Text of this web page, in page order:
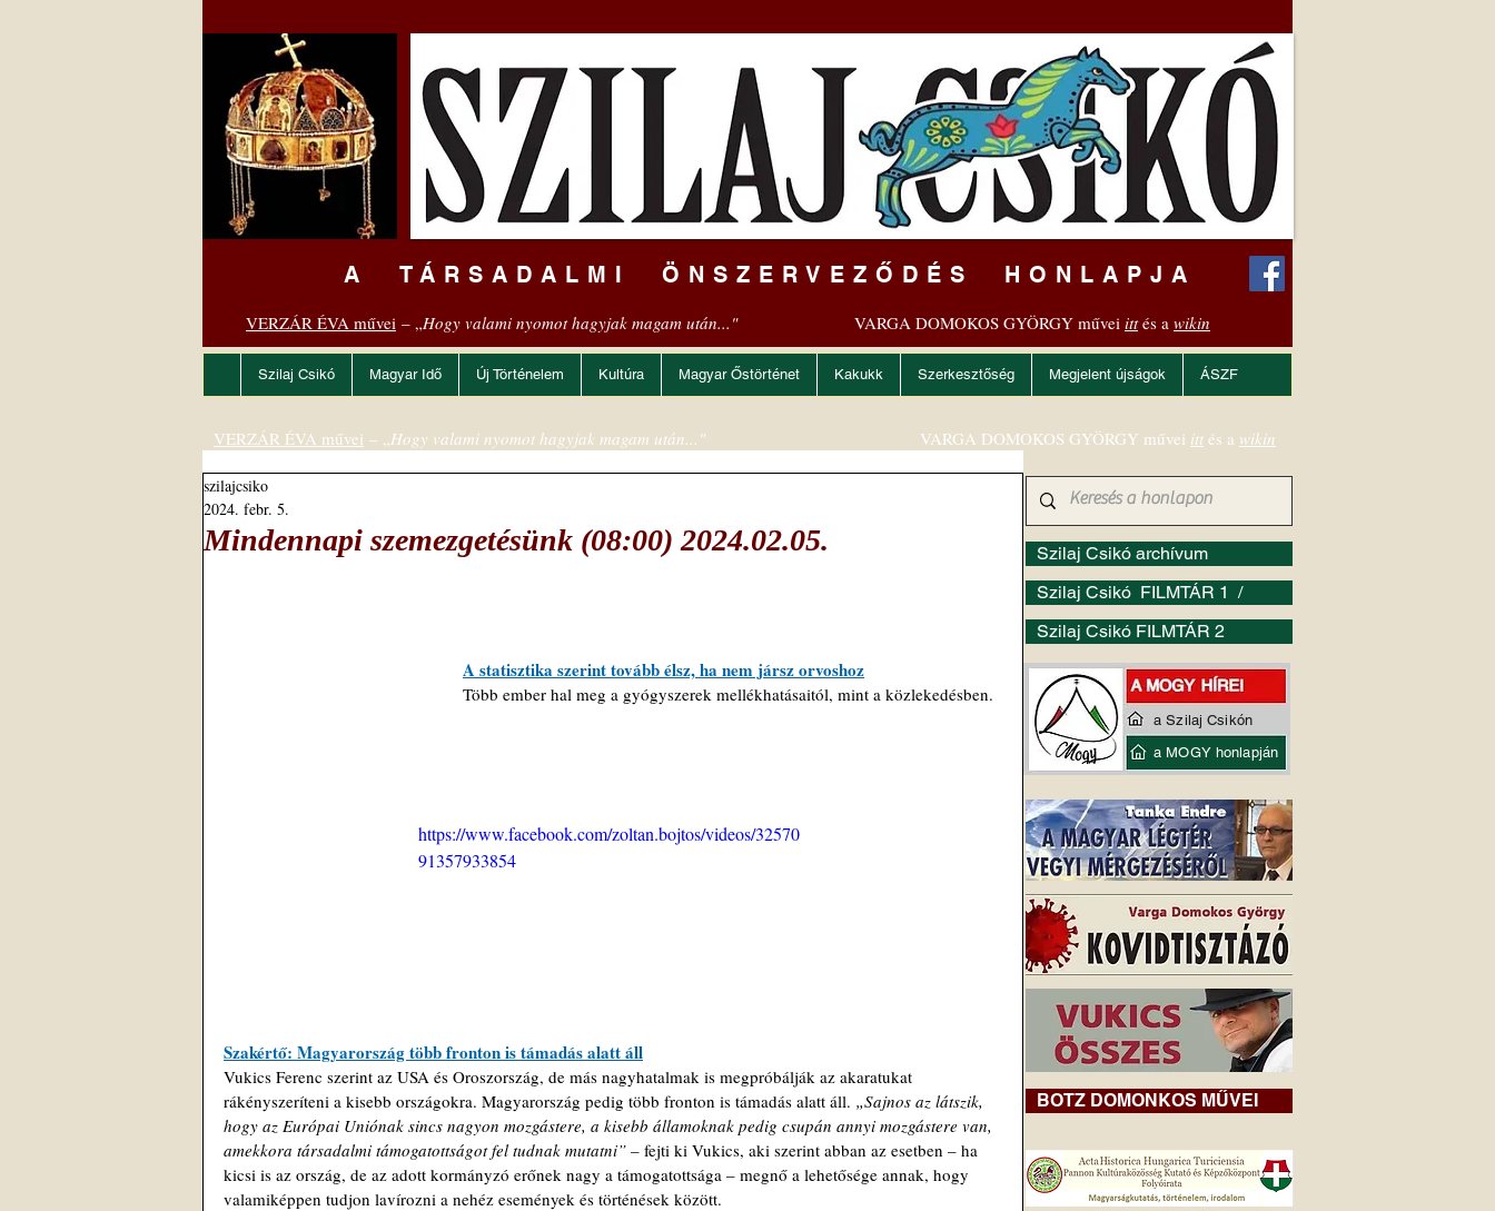
A TÁRSADALMI ÖNSZERVEZŐDÉS HONLAPJA
VERZÁR ÉVA művei – „Hogy valami nyomot hagyjak magam után..." VARGA DOMOKOS GYÖRGY művei ittés a wikin
Szilaj Csikó Magyar Idő Új Történelem Kultúra Magyar Őstörténet Kakukk Szerkesztőség Megjelent újságok ÁSZF
Mindennapi szemezgetésünk (08:00) 2024.02.05.
szilajcsiko
2024. febr. 5.
A statisztika szerint tovább élsz, ha nem jársz orvoshoz
Több ember hal meg a gyógyszerek mellékhatásaitól, mint a közlekedésben.
https://www.facebook.com/zoltan.bojtos/videos/32570
91357933854
Szakértő: Magyarország több fronton is támadás alatt áll
Vukics Ferenc szerint az USA és Oroszország, de más nagyhatalmak is megpróbálják az akaratukat
rákényszeríteni a kisebb országokra. Magyarország pedig több fronton is támadás alatt áll. „Sajnos az látszik,
hogy az Európai Uniónak sincs nagyon mozgástere, a kisebb államoknak pedig csupán annyi mozgástere van,
amekkora társadalmi támogatottságot fel tudnak mutatni” – fejti ki Vukics, aki szerint abban az esetben – ha
kicsi is az ország, de az adott kormányzó erőnek nagy a támogatottsága – megnő a lehetősége annak, hogy
valamiképpen tudjon lavírozni a nehéz események és történések között.
Szilaj Csikó archívum
Szilaj Csikó FILMTÁR 1 /
Szilaj Csikó FILMTÁR 2
VERZÁR ÉVA művei – „Hogy valami nyomot hagyjak magam után..." VARGA DOMOKOS GYÖRGY művei itt és a wikin
BOTZ DOMONKOS MŰVEI
a Szilaj Csikón
a MOGY honlapján